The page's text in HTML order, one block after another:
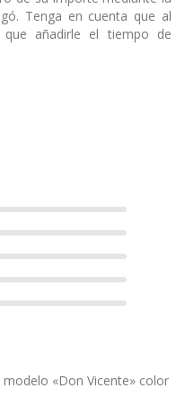
Tenga en cuenta que al
añadirle el tiempo de
«Don Vicente» color